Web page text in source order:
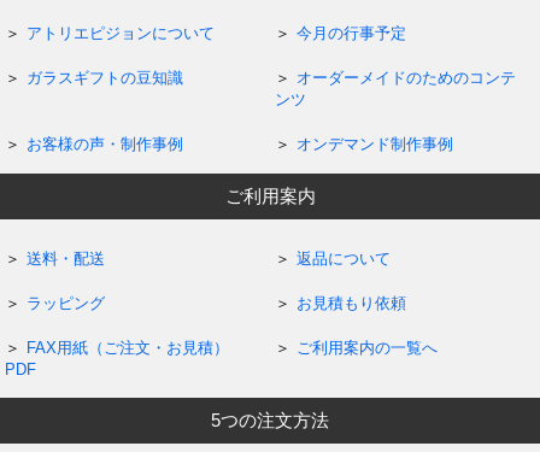
アトリエピジョンについて 今月の行事予定
ガラスギフトの豆知識
オーダーメイドのためのコンテ
ンツ
お客様の声・制作事例 オンデマンド制作事例
ご利用案内
送料・配送 返品について
ラッピング お見積もり依頼
FAX用紙（ご注文・お見積）
PDF
ご利用案内の一覧へ
5つの注文方法